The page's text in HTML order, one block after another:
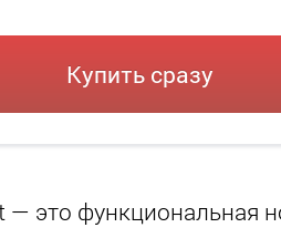
Купить сразу
— это функциональная